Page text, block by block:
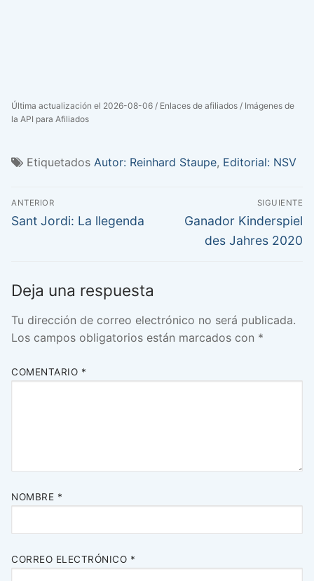
Última actualización el 2026-08-06 / Enlaces de afiliados / Imágenes de
la API para Afiliados
Etiquetados Autor: Reinhard Staupe, Editorial: NSV
Navegación
de
ANTERIOR
Entrada
Sant Jordi: La llegenda
SIGUIENTE
Entrada
siguiente:
Ganador Kinderspiel
des Jahres 2020
Deja una respuesta
Tu dirección de correo electrónico no será publicada.
Los campos obligatorios están marcados con *
COMENTARIO *
NOMBRE *
CORREO ELECTRÓNICO *